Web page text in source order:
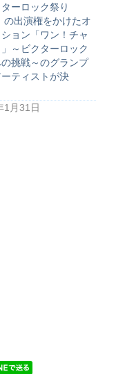
ターロック祭り
の出演権をかけたオ
ョン「ワン！チャ
～ビクターロック
挑戦～のグランプ
ーティストが決
1月31日